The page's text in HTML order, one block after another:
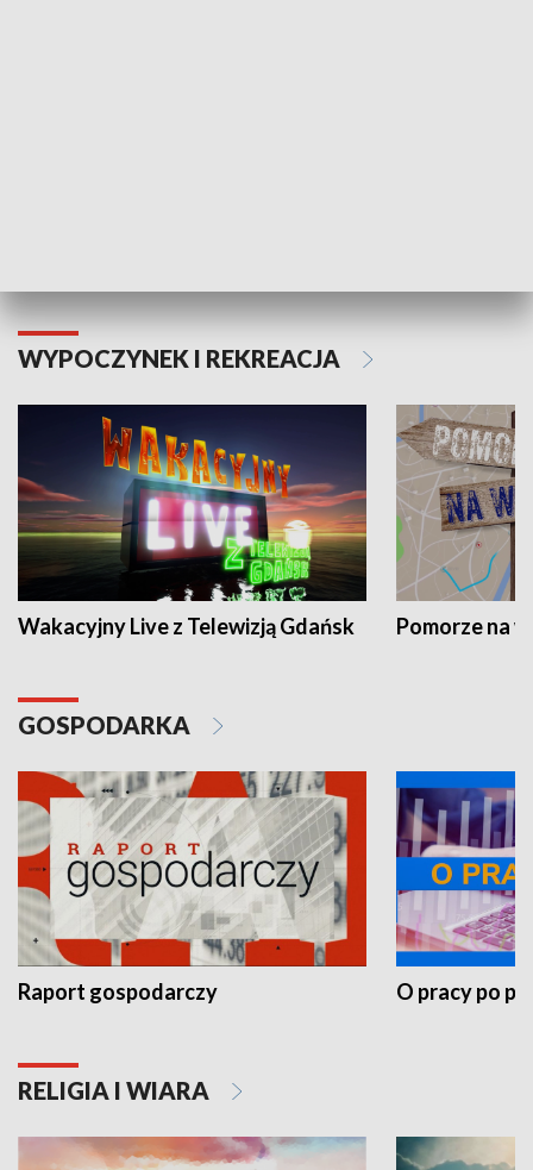
WYPOCZYNEK I REKREACJA
Wakacyjny Live z Telewizją Gdańsk Pomorze na
GOSPODARKA
Raport gospodarczy O pracy po
RELIGIA I WIARA